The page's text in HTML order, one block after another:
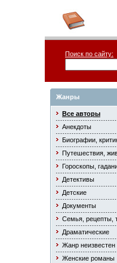
Поиск по сайту:
Жанры
Все авторы
Анекдоты
Биографии,
Путешествия,
Гороскопы,
Детективы
Детские
Документы
Семья, рецепты,
Драматические
Жанр неизвестен
Женские романы